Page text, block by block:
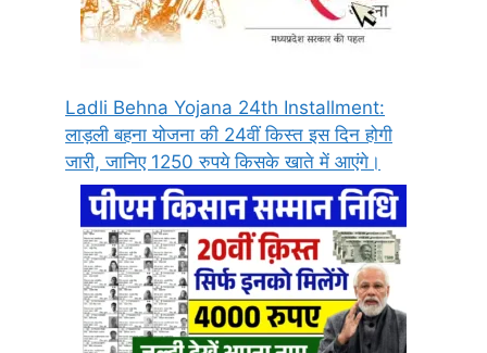
Ladli Behna Yojana 24th Installment:
लाड़ली बहना योजना की 24वीं किस्त इस दिन होगी
जारी, जानिए 1250 रुपये किसके खाते में आएंगे।